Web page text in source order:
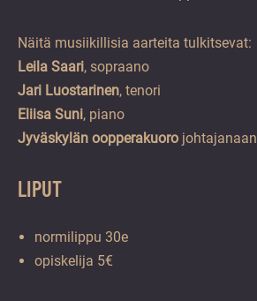
Näitä musiikillisia aarteita tulkitsevat:
Leila Saari, sopraano
Jari Luostarinen, tenori
Eliisa Suni, piano
Jyväskylän oopperakuoro johtajanaan
LIPUT
normilippu 30e
opiskelija 5€